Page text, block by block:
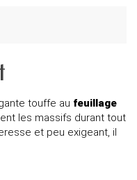
touffe au feuillage
les massifs durant tout
et peu exigeant, il